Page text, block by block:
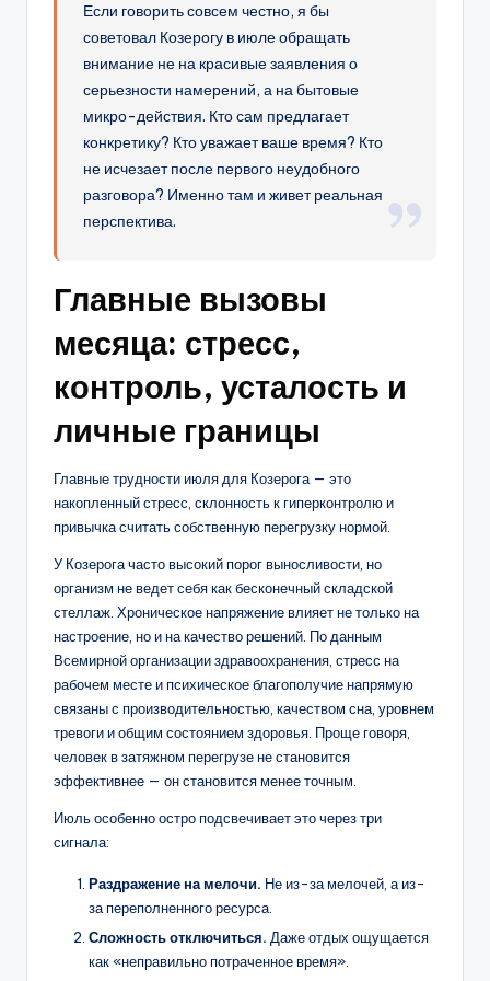
Если говорить совсем честно, я бы
советовал Козерогу в июле обращать
внимание не на красивые заявления о
серьезности намерений, а на бытовые
микро-действия. Кто сам предлагает
конкретику? Кто уважает ваше время? Кто
не исчезает после первого неудобного
разговора? Именно там и живет реальная
перспектива.
Главные вызовы
месяца: стресс,
контроль, усталость и
личные границы
Главные трудности июля для Козерога — это
накопленный стресс, склонность к гиперконтролю и
привычка считать собственную перегрузку нормой.
У Козерога часто высокий порог выносливости, но
организм не ведет себя как бесконечный складской
стеллаж. Хроническое напряжение влияет не только на
настроение, но и на качество решений. По данным
Всемирной организации здравоохранения, стресс на
рабочем месте и психическое благополучие напрямую
связаны с производительностью, качеством сна, уровнем
тревоги и общим состоянием здоровья. Проще говоря,
человек в затяжном перегрузе не становится
эффективнее — он становится менее точным.
Июль особенно остро подсвечивает это через три
сигнала:
Раздражение на мелочи. Не из-за мелочей, а из-
за переполненного ресурса.
Сложность отключиться. Даже отдых ощущается
как «неправильно потраченное время».